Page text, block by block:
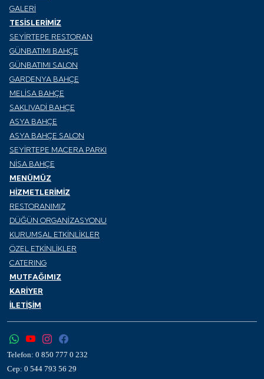
GALERİ
TESİSLERİMİZ
SEYİRTEPE RESTORAN
GÜNBATIMI BAHÇE
GÜNBATIMI SALON
GARDENYA BAHÇE
MELİSA BAHÇE
SAKLIVADİ BAHÇE
ASYA BAHÇE
ASYA BAHÇE SALON
SEYİRTEPE MACERA PARKI
NİSA BAHÇE
MENÜMÜZ
HİZMETLERİMİZ
RESTORANIMIZ
DÜĞÜN ORGANİZASYONU
KURUMSAL ETKİNLİKLER
ÖZEL ETKİNLİKLER
CATERING
MUTFAĞIMIZ
KARİYER
İLETİŞİM
Telefon: 0 850 777 0 232
Cep: 0 544 793 56 29